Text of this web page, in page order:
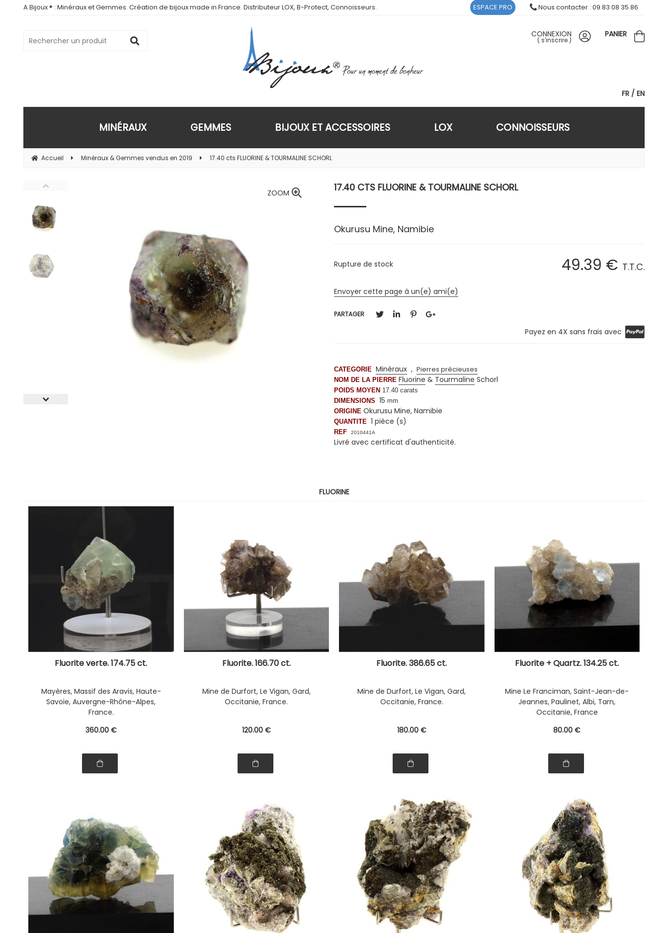
A Bijoux ® : Minéraux et Gemmes. Création de bijoux made in France. Distributeur LOX, B-Protect, Connoisseurs.
FR EN
CONNEXION
( s'inscrire )
PANIER
MINÉRAUX GEMMES BIJOUX ET ACCESSOIRES LOX CONNOISSEURS
Accueil Minéraux & Gemmes vendus en 2019 17.40 cts FLUORINE & TOURMALINE SCHORL
ZOOM 17.40 CTS FLUORINE & TOURMALINE SCHORL
Okurusu Mine, Namibie
49.39 € T.T.C.
Rupture de stock
Envoyer cette page à un(e) ami(e)
PARTAGER
Payez en 4X sans frais avec
CATEGORIE Minéraux , Pierres précieuses
NOM DE LA PIERRE Fluorine & Tourmaline Schorl
POIDS MOYEN 17.40 carats
DIMENSIONS 15 mm
ORIGINE Okurusu Mine, Namibie
QUANTITE 1 pièce (s)
REF 2010441A
Livré avec certificat d'authenticité.
FLUORINE
Fluorite verte. 174.75 ct.
Mayères, Massif des Aravis, Haute-
Savoie, Auvergne-Rhône-Alpes,
France.
360.00 €
Fluorite. 166.70 ct.
Mine de Durfort, Le Vigan, Gard,
Occitanie, France.
120.00 €
Fluorite. 386.65 ct.
Mine de Durfort, Le Vigan, Gard,
Occitanie, France.
180.00 €
Fluorite + Quartz. 134.25 ct.
Mine Le Franciman, Saint-Jean-de-
Jeannes, Paulinet, Albi, Tarn,
Occitanie, France
80.00 €
ESPACE PRO Nous contacter : 09 83 08 35 86